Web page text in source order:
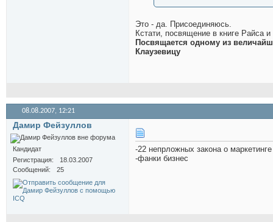
Это - да. Присоединяюсь.
Кстати, посвящение в книге Райса
Посвящается одному из
Клаузевицу
08.08.2007, 12:21
Дамир Фейзуллов
Кандидат
Регистрация
18.03.2007
Сообщений
25
-22 непрложных закона о маркетинге
-фанки бизнес